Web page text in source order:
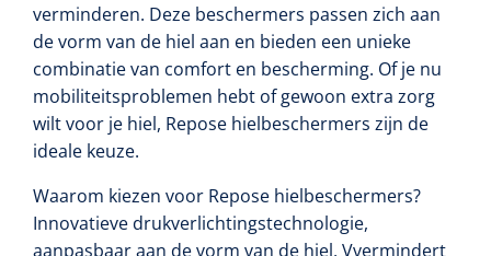
Paraffine verbanden
Siliconen verbanden
Alginaten
Diversen
Kleeflaag removers
verminderen. Deze beschermers passen zich aan
de vorm van de hiel aan en bieden een unieke
combinatie van comfort en bescherming. Of je nu
mobiliteitsproblemen hebt of gewoon extra zorg
wilt voor je hiel, Repose hielbeschermers zijn de
ideale keuze.
Waarom kiezen voor Repose hielbeschermers?
Innovatieve drukverlichtingstechnologie,
aanpasbaar aan de vorm van de hiel, Vvermindert